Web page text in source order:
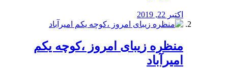
اکتبر 22, 2019
منظره‌‌ زیبای امروز ،کوچه یکم
امیرآباد